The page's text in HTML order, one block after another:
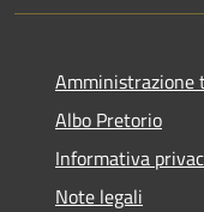
Amministrazione
Albo Pretorio
Informativa
Note legali